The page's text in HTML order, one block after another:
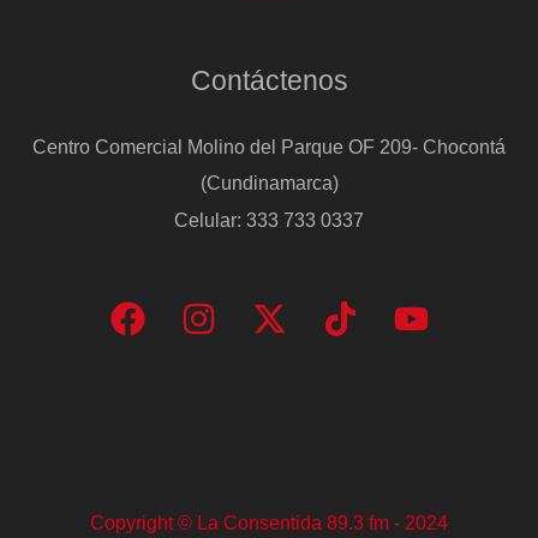
Contáctenos
Centro Comercial Molino del Parque OF 209- Chocontá
(Cundinamarca)
Celular: 333 733 0337
Copyright © La Consentida 89.3 fm - 2024